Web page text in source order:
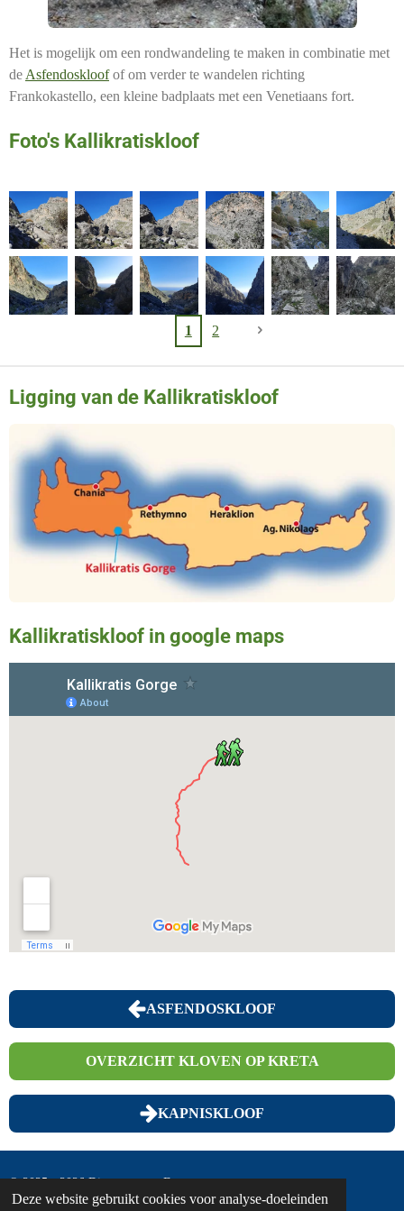
Deze website gebruikt cookies voor analyse-doeleinden
Het is mogelijk om een ​​rondwandeling te maken in combinatie met
de Asfendoskloofof om verder te wandelen richting
Frankokastello, een kleine badplaats met een Venetiaans fort.
Foto's Kallikratiskloof
1 2
Ligging van de Kallikratiskloof
Kallikratiskloof in google maps
ASFENDOSKLOOF
OVERZICHT KLOVEN OP KRETA
KAPNISKLOOF
© 2025 - 2026 Discover... on Foot